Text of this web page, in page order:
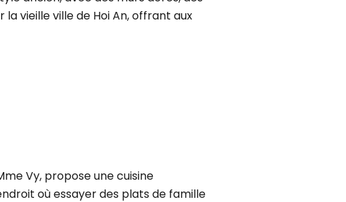
vieille ville de Hoi An, offrant aux
Vy, propose une cuisine
où essayer des plats de famille